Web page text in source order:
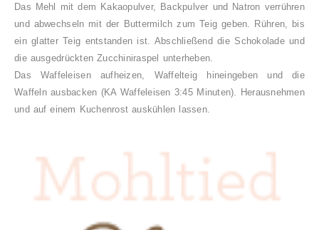
Das Mehl mit dem Kakaopulver, Backpulver und Natron verrühren
und abwechseln mit der Buttermilch zum Teig geben. Rühren, bis
ein glatter Teig entstanden ist. Abschließend die Schokolade und
die ausgedrückten Zucchiniraspel unterheben.
Das Waffeleisen aufheizen, Waffelteig hineingeben und die
Waffeln ausbacken (KA Waffeleisen 3:45 Minuten). Herausnehmen
und auf einem Kuchenrost auskühlen lassen.